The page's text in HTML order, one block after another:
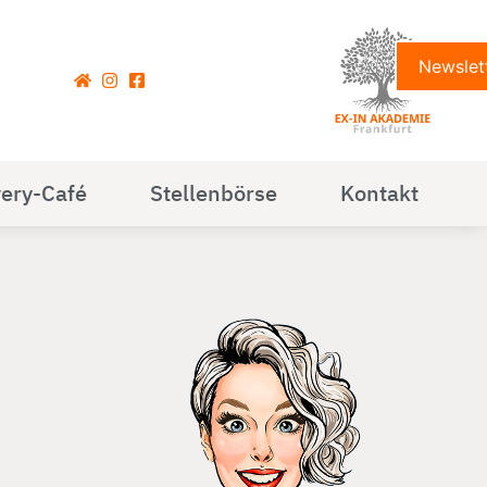
Café Stellenbörse Kontakt